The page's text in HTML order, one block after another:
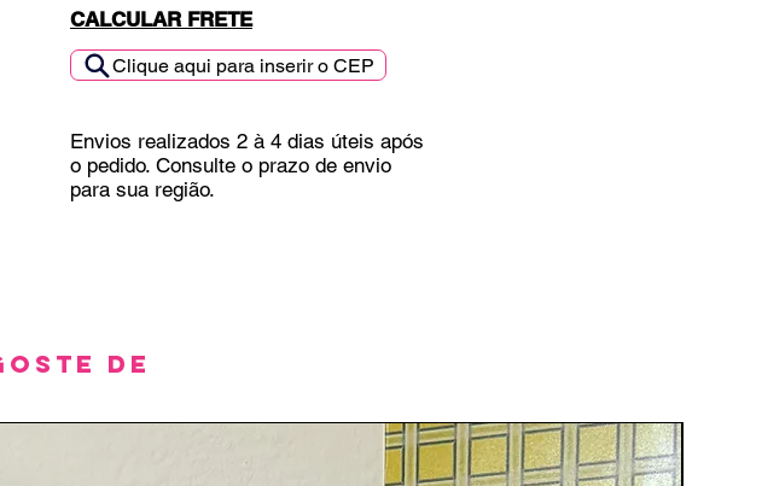
CALCULAR FRETE
Clique aqui para inserir o CEP
Envios realizados 2 à 4 dias úteis após
o pedido. Consulte o prazo de envio
para sua região.
de